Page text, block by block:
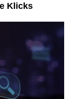
Klicks